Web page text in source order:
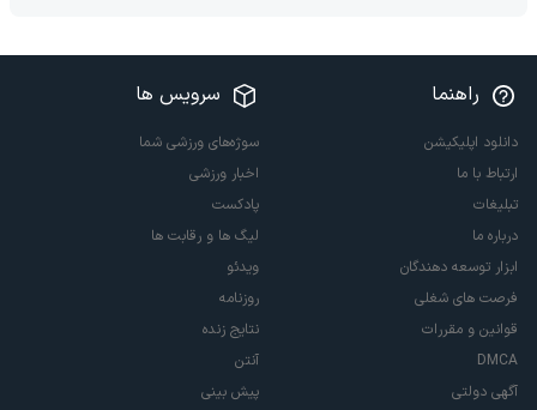
راهنما
دانلود اپلیکیشن
ارتباط با ما
تبلیغات
درباره ما
ابزار توسعه دهندگان
فرصت های شغلی
قوانین و مقررات
DMCA
آگهی دولتی
سرویس ها
سوژه‌های ورزشی شما
اخبار ورزشی
پادکست
لیگ ها و رقابت ها
ویدئو
روزنامه
نتایج زنده
آنتن
پیش بینی